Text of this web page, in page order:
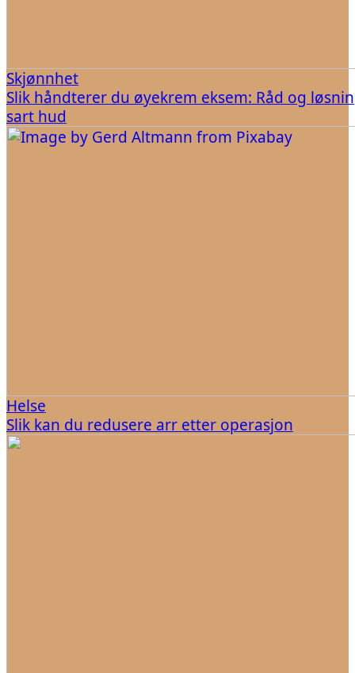
Skjønnhet
Slik håndterer du øyekrem eksem: Råd og
sart hud
Helse
Slik kan du redusere arr etter operasjon